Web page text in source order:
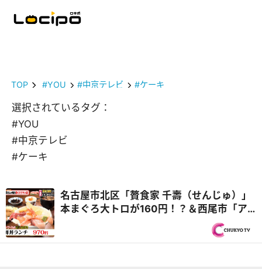
TOP #YOU #中京テレビ #ケーキ
選択されているタグ：
#YOU
#中京テレビ
#ケーキ
名古屋市北区「贅食家 千壽（せんじゅ）」
本まぐろ大トロが160円！？＆西尾市「ア
ジアンキッチン媽媽や」25種類のビュッフ
ェ付き！ハラミステーキランチ『PS純金